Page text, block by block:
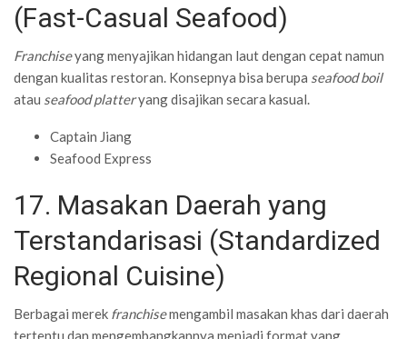
(Fast-Casual Seafood)
Franchiseyang menyajikan hidangan laut dengan cepat namun
dengan kualitas restoran. Konsepnya bisa berupa seafood boil
atau seafood platteryang disajikan secara kasual.
Captain Jiang
Seafood Express
17. Masakan Daerah yang
Terstandarisasi (Standardized
Regional Cuisine)
Berbagai merek franchisemengambil masakan khas dari daerah
tertentu dan mengembangkannya menjadi format yang